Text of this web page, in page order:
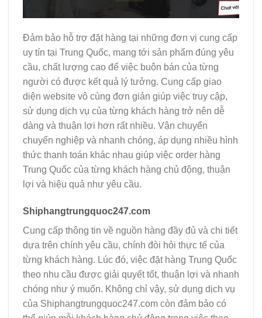
Đảm bảo hỗ trợ đặt hàng tại những đơn vị cung cấp
uy tín tại Trung Quốc, mang tới sản phẩm đúng yêu
cầu, chất lượng cao để việc buôn bán của từng
người có được kết quả lý tưởng. Cung cấp giao
diện website vô cùng đơn giản giúp việc truy cập,
sử dụng dịch vụ của từng khách hàng trở nên dễ
dàng và thuận lợi hơn rất nhiều. Vận chuyển
chuyển nghiệp và nhanh chóng, áp dụng nhiều hình
thức thanh toán khác nhau giúp việc order hàng
Trung Quốc của từng khách hàng chủ động, thuận
lợi và hiệu quả như yêu cầu.
Shiphangtrungquoc247.com
Cung cấp thông tin về nguồn hàng đầy đủ và chi tiết
dựa trên chính yêu cầu, chính đòi hỏi thực tế của
từng khách hàng. Lúc đó, việc đặt hàng Trung Quốc
theo nhu cầu được giải quyết tốt, thuận lợi và nhanh
chóng như ý muốn. Không chỉ vậy, sử dụng dịch vụ
của Shiphangtrungquoc247.com còn đảm bảo có